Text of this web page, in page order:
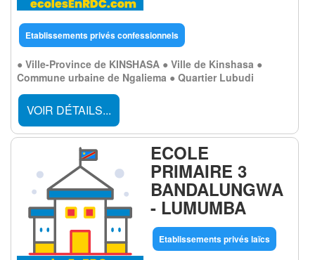
Etablissements privés confessionnels
● Ville-Province de KINSHASA ● Ville de Kinshasa ●
Commune urbaine de Ngaliema ● Quartier Lubudi
VOIR DÉTAILS...
ECOLE
PRIMAIRE 3
BANDALUNGWA
- LUMUMBA
Etablissements privés laïcs